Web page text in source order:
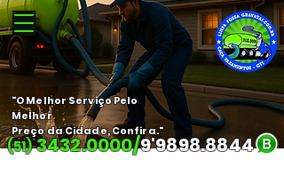
(51) 3432.0000/9'9898.8844
"O Melhor Serviço Pelo
Melhor
Preço da Cidade, Confira."